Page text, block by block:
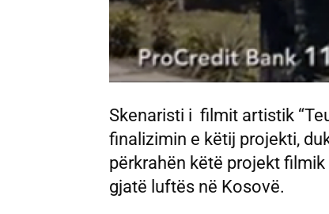
Skenaristi i filmit artistik
finalizimin e këtij projekti,
përkrahën këtë projekt
gjatë luftës në Kosovë.